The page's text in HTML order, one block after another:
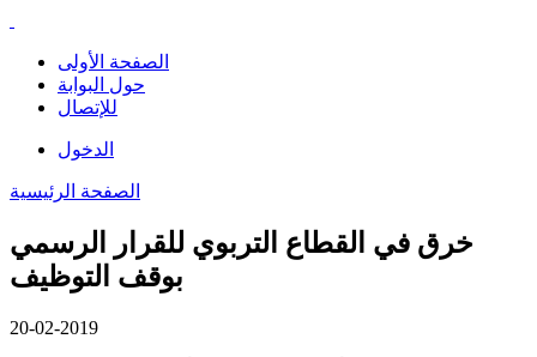
الصفحة الأولى
حول البوابة
للإتصال
الدخول
الصفحة الرئيسية
خرق في القطاع التربوي للقرار الرسمي
بوقف التوظيف
20-02-2019